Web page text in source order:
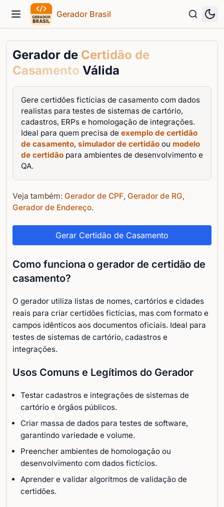
Menu
Gerador Brasil
Gerador de Certidão de
Casamento Válida
Gere certidões fictícias de casamento com dados
realistas para testes de sistemas de cartório,
cadastros, ERPs e homologação de integrações.
Ideal para quem precisa de exemplo de certidão
de casamento, simulador de certidão ou modelo
de certidão para ambientes de desenvolvimento e
QA.
Veja também: Gerador de CPF, Gerador de RG,
Gerador de Endereço.
Gerar Certidão de Casamento
Como funciona o gerador de certidão de
casamento?
O gerador utiliza listas de nomes, cartórios e cidades
reais para criar certidões fictícias, mas com formato e
campos idênticos aos documentos oficiais. Ideal para
testes de sistemas de cartório, cadastros e
integrações.
Usos Comuns e Legítimos do Gerador
Testar cadastros e integrações de sistemas de
cartório e órgãos públicos.
Criar massa de dados para testes de software,
garantindo variedade e volume.
Preencher ambientes de homologação ou
desenvolvimento com dados fictícios.
Aprender e validar algoritmos de validação de
certidões.